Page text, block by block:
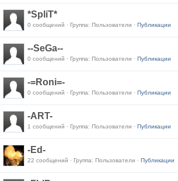
*SpliT*
0 сообщений · Группа: Пользователи · Публикации
--SeGa--
0 сообщений · Группа: Пользователи · Публикации
-=Roni=-
0 сообщений · Группа: Пользователи · Публикации
-ART-
1 сообщений · Группа: Пользователи · Публикации
-Ed-
22 сообщений · Группа: Пользователи · Публикации